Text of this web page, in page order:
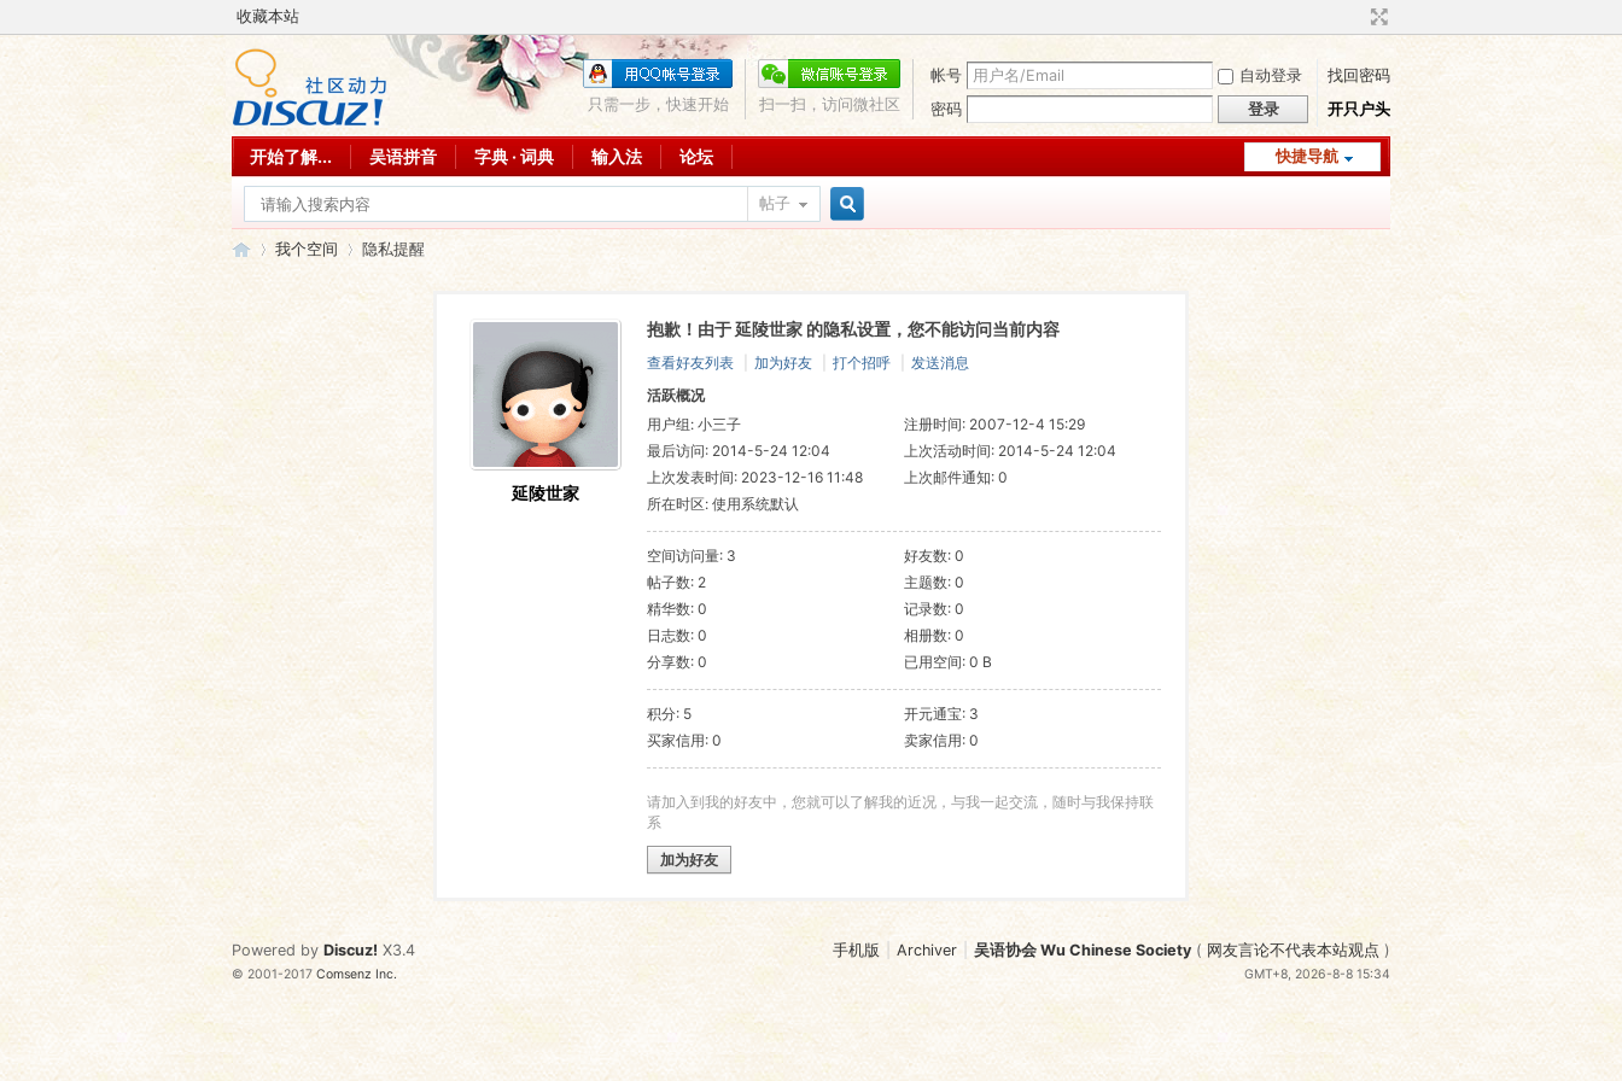
收藏本站
帐号 自动登录
找回密码
密码
登录 开只户头
扫一扫，访问微社区
只需一步，快速开始
快捷导航
开始了解... 吴语拼音 字典 · 词典 输入法 论坛
帖子
索
语
我个空间
›
隐私提醒
延陵世家
抱歉！由于 延陵世家 的隐私设置，您不能访问当前内容
查看好友列表 加为好友 打个招呼
发送消息
活跃概况
用户组: 小三子
注册时间: 2007-12-4 15:29
最后访问: 2014-5-24 12:04
上次活动时间: 2014-5-24 12:04
上次发表时间: 2023-12-16 11:48
上次邮件通知: 0
所在时区: 使用系统默认
空间访问量: 3
好友数: 0
帖子数: 2
主题数: 0
精华数: 0
记录数: 0
日志数: 0
相册数: 0
分享数: 0
已用空间: 0 B
积分: 5
开元通宝: 3
买家信用: 0
卖家信用: 0
请加入到我的好友中，您就可以了解我的近况，与我一起交流，随时与我保持联
系
加为好友
手机版 Archiver 吴语协会 Wu Chinese Society( 网友言论不代表本站观点 )
GMT+8, 2026-8-8 15:34
Powered by Discuz! X3.4
© 2001-2017 Comsenz Inc.